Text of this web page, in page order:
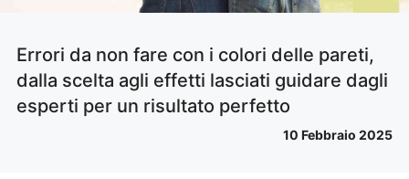
Errori da non fare con i colori delle pareti,
dalla scelta agli effetti lasciati guidare dagli
esperti per un risultato perfetto
10 Febbraio 2025